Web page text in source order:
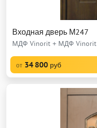
Входная дверь М247
МДФ Vinorit + МДФ Vinorit
от 34 800 руб